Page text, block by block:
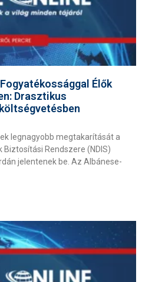
Élők
Drasztikus
legnagyobb megtakarítását a
Biztosítási Rendszere (NDIS)
jelentenek be. Az Albánese-